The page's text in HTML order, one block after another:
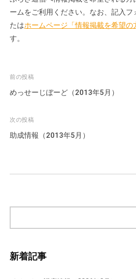
ームをご利用ください。なお、記入フ
たはホームページ「情報掲載を希望の
す。
投
稿
ビ
ゲ
ョ
前の投稿
めっせーじぼーど（2013年5月）
次の投稿
助成情報（2013年5月）
検
新着記事